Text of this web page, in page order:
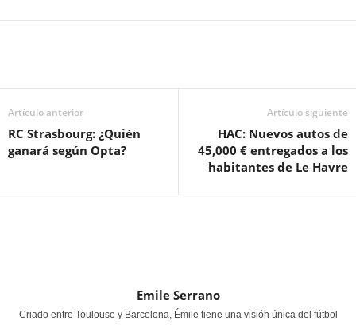
Artículo anterior
RC Strasbourg: ¿Quién
ganará según Opta?
Artículo siguiente
HAC: Nuevos autos de
45,000 € entregados a los
habitantes de Le Havre
Emile Serrano
Criado entre Toulouse y Barcelona, Émile tiene una visión única del fútbol